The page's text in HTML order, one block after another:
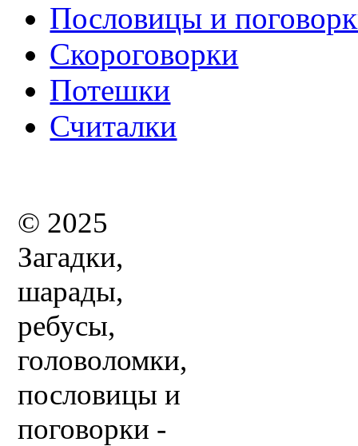
Пословицы и
Скороговорки
Потешки
Считалки
© 2025
Загадки,
шарады,
ребусы,
головоломки,
пословицы и
поговорки -